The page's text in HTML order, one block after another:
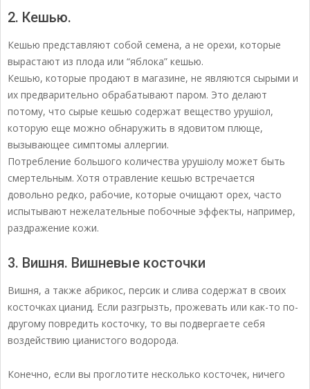
2. Кешью.
Кешью представляют собой семена, а не орехи, которые
вырастают из плода или “яблока” кешью.
Кешью, которые продают в магазине, не являются сырыми и
их предварительно обрабатывают паром. Это делают
потому, что сырые кешью содержат вещество урушіол,
которую еще можно обнаружить в ядовитом плюще,
вызывающее симптомы аллергии.
Потребление большого количества урушіолу может быть
смертельным. Хотя отравление кешью встречается
довольно редко, рабочие, которые очищают орех, часто
испытывают нежелательные побочные эффекты, например,
раздражение кожи.
3. Вишня. Вишневые косточки
Вишня, а также абрикос, персик и слива содержат в своих
косточках цианид. Если разгрызть, прожевать или как-то по-
другому повредить косточку, то вы подвергаете себя
воздействию цианистого водорода.
Конечно, если вы проглотите несколько косточек, ничего